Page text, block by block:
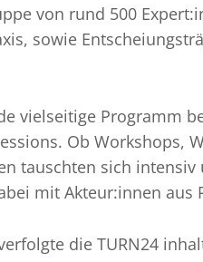
von rund 500
sowie
vielseitige Programm
Ob Workshops,
tauschten sich
mit Akteur:innen aus
die TURN24